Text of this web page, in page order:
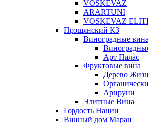
VOSKEVAZ
ARARTUNI
VOSKEVAZ
Прошянский КЗ
Виноградные вина
Арт Палас
Фруктовые вина
Дерево
Арцруни
Элитные Вина
Гордость Нации
Винный дом Маран